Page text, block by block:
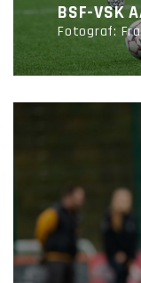
BSF-VSK
Fotograf: